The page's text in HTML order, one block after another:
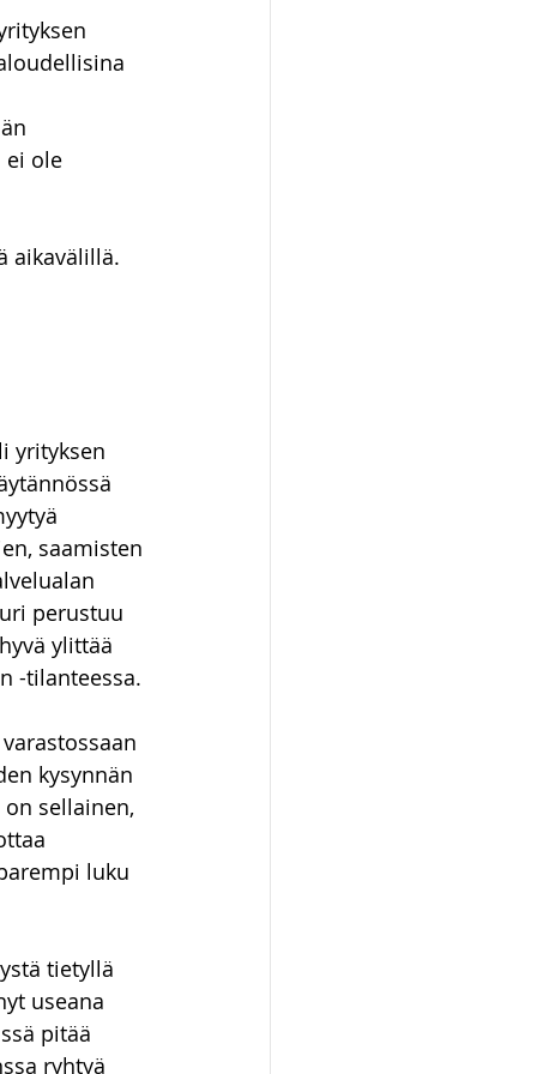
ei ole
aikavälillä.
yrityksen
saamisten
perustuu
ylittää
-tilanteessa.
kysynnän
sellainen,
luku
tietyllä
useana
pitää
ryhtyä